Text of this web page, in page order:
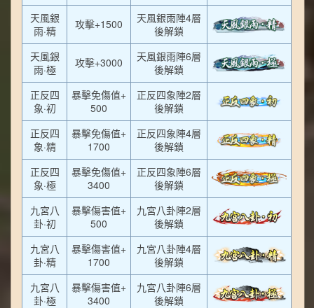
天風銀
雨·精
攻擊+1500
天風銀雨陣4層
後解鎖
天風銀
雨·極
攻擊+3000
天風銀雨陣6層
後解鎖
正反四
象·初
暴擊免傷值+
500
正反四象陣2層
後解鎖
正反四
象·精
暴擊免傷值+
1700
正反四象陣4層
後解鎖
正反四
象·極
暴擊免傷值+
3400
正反四象陣6層
後解鎖
九宮八
卦·初
暴擊傷害值+
500
九宮八卦陣2層
後解鎖
九宮八
卦·精
暴擊傷害值+
1700
九宮八卦陣4層
後解鎖
九宮八
卦·極
暴擊傷害值+
3400
九宮八卦陣6層
後解鎖